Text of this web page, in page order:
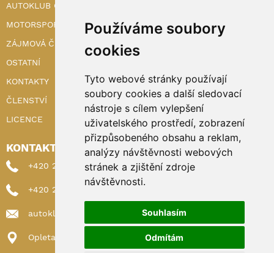
Používáme soubory
cookies
Tyto webové stránky používají
soubory cookies a další sledovací
nástroje s cílem vylepšení
uživatelského prostředí, zobrazení
přizpůsobeného obsahu a reklam,
analýzy návštěvnosti webových
stránek a zjištění zdroje
návštěvnosti.
Souhlasím
Odmítám
AUTOKLUB ČR
MOTORSPORT
ZÁJMOVÁ ČINNOST
OSTATNÍ
KONTAKTY
ČLENSTVÍ
LICENCE
KONTAKTY
+420 222 898 224 (sekretariat)
+420 222 898 221 (členství)
autoklub@autoklub.cz
Opletalova 1337/29, 110 00 Praha 1